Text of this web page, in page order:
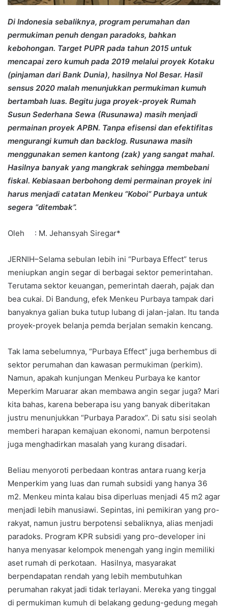
Di Indonesia sebaliknya, program perumahan dan
permukiman penuh dengan paradoks, bahkan
kebohongan. Target PUPR pada tahun 2015 untuk
mencapai zero kumuh pada 2019 melalui proyek Kotaku
(pinjaman dari Bank Dunia), hasilnya Nol Besar. Hasil
sensus 2020 malah menunjukkan permukiman kumuh
bertambah luas. Begitu juga proyek-proyek Rumah
Susun Sederhana Sewa (Rusunawa) masih menjadi
permainan proyek APBN. Tanpa efisensi dan efektifitas
mengurangi kumuh dan backlog. Rusunawa masih
menggunakan semen kantong (zak) yang sangat mahal.
Hasilnya banyak yang mangkrak sehingga membebani
fiskal. Kebiasaan berbohong demi permainan proyek ini
harus menjadi catatan Menkeu “Koboi” Purbaya untuk
segera “ditembak”.
Oleh : M. Jehansyah Siregar*
JERNIH–Selama sebulan lebih ini “Purbaya Effect” terus
meniupkan angin segar di berbagai sektor pemerintahan.
Terutama sektor keuangan, pemerintah daerah, pajak dan
bea cukai. Di Bandung, efek Menkeu Purbaya tampak dari
banyaknya galian buka tutup lubang di jalan-jalan. Itu tanda
proyek-proyek belanja pemda berjalan semakin kencang.
Tak lama sebelumnya, “Purbaya Effect” juga berhembus di
sektor perumahan dan kawasan permukiman (perkim).
Namun, apakah kunjungan Menkeu Purbaya ke kantor
Meperkim Maruarar akan membawa angin segar juga? Mari
kita bahas, karena beberapa isu yang banyak diberitakan
justru menunjukkan “Purbaya Paradox”. Di satu sisi seolah
memberi harapan kemajuan ekonomi, namun berpotensi
juga menghadirkan masalah yang kurang disadari.
Beliau menyoroti perbedaan kontras antara ruang kerja
Menperkim yang luas dan rumah subsidi yang hanya 36
m2. Menkeu minta kalau bisa diperluas menjadi 45 m2 agar
menjadi lebih manusiawi. Sepintas, ini pemikiran yang pro-
rakyat, namun justru berpotensi sebaliknya, alias menjadi
paradoks. Program KPR subsidi yang pro-developer ini
hanya menyasar kelompok menengah yang ingin memiliki
aset rumah di perkotaan. Hasilnya, masyarakat
berpendapatan rendah yang lebih membutuhkan
perumahan rakyat jadi tidak terlayani. Mereka yang tinggal
di permukiman kumuh di belakang gedung-gedung megah